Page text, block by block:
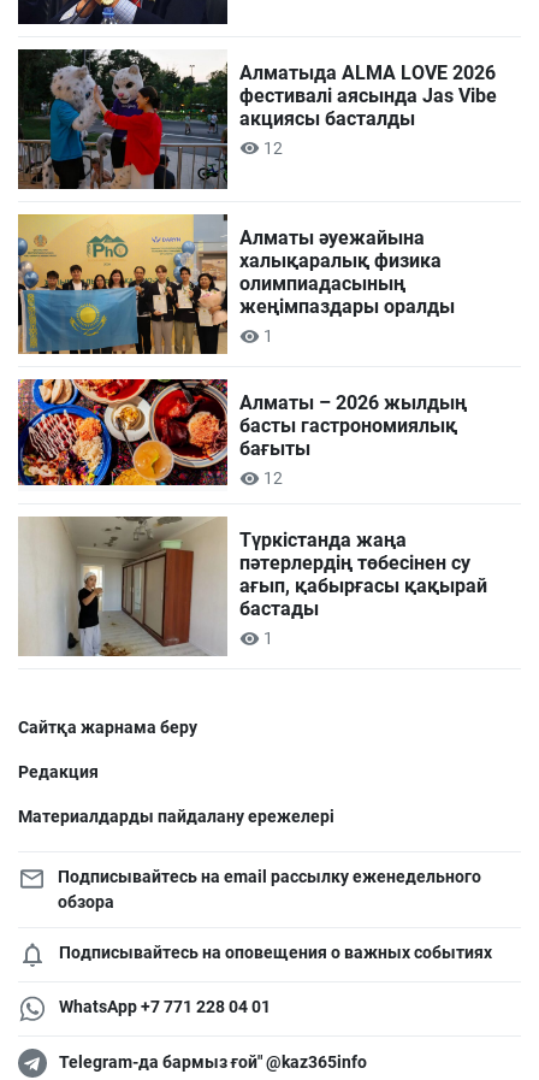
Алматыда ALMA LOVE 2026
фестивалі аясында Jas Vibe
акциясы басталды
12
Алматы әуежайына
халықаралық физика
олимпиадасының
жеңімпаздары оралды
1
Алматы – 2026 жылдың
басты гастрономиялық
бағыты
12
Түркістанда жаңа
пәтерлердің төбесінен су
ағып, қабырғасы қақырай
бастады
1
Сайтқа жарнама беру
Редакция
Материалдарды пайдалану ережелері
Подписывайтесь на email рассылку еженедельного
обзора
Подписывайтесь на оповещения о важных событиях
WhatsApp +7 771 228 04 01
Telegram-да бармыз ғой" @kaz365info